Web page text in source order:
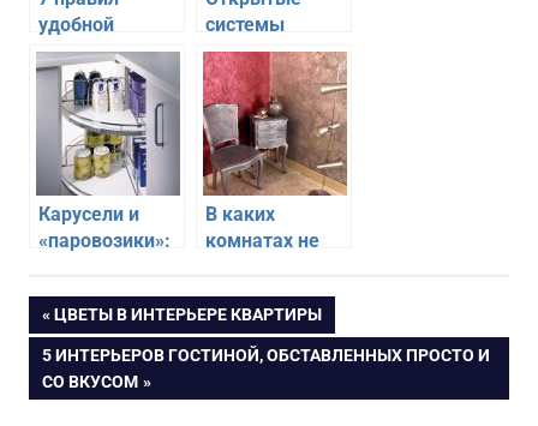
удобной
системы
хранения на
кухне
системы
хранения —
тренд в
оформлении
кухонь
Карусели и
«паровозики»:
использовать
современные
системы
хранения на
кухне
В каких
комнатах не
декоративную
штукатурку
Навигация
по
ПРЕДЫДУЩАЯ
ЗАПИСЬ:
ЦВЕТЫ В ИНТЕРЬЕРЕ КВАРТИРЫ
СЛЕДУЮЩАЯ
ЗАПИСЬ:
5 ИНТЕРЬЕРОВ ГОСТИНОЙ, ОБСТАВЛЕННЫХ ПРОСТО И
СО ВКУСОМ